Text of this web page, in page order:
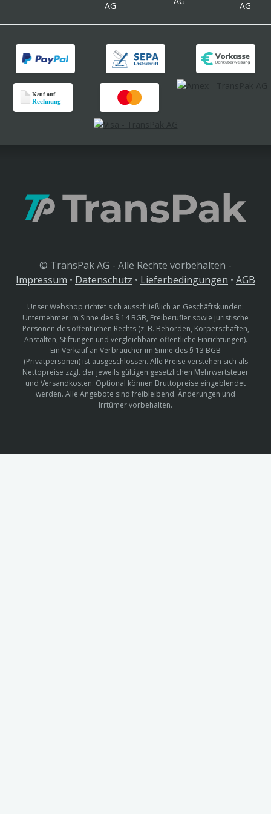
© TransPak AG - Alle Rechte vorbehalten -
Impressum • Datenschutz • Lieferbedingungen • AGB
Unser Webshop richtet sich ausschließlich an Geschäftskunden:
Unternehmer im Sinne des § 14 BGB, Freiberufler sowie juristische
Personen des öffentlichen Rechts (z. B. Behörden, Körperschaften,
Anstalten, Stiftungen und vergleichbare öffentliche Einrichtungen).
Ein Verkauf an Verbraucher im Sinne des § 13 BGB
(Privatpersonen) ist ausgeschlossen. Alle Preise verstehen sich als
Nettopreise zzgl. der jeweils gültigen gesetzlichen Mehrwertsteuer
und Versandkosten. Optional können Bruttopreise eingeblendet
werden. Alle Angebote sind freibleibend. Änderungen und
Irrtümer vorbehalten.